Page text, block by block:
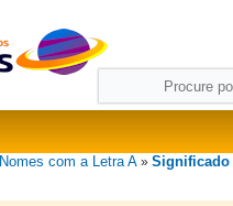
Nomes com a Letra A »Significado